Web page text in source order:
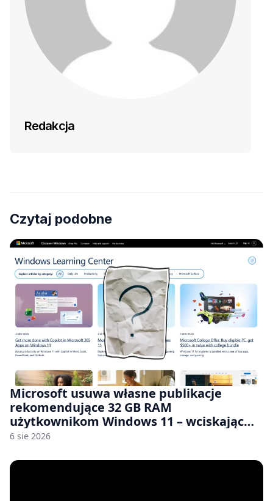
Redakcja
Czytaj podobne
Microsoft usuwa własne publikacje
rekomendujące 32 GB RAM
użytkownikom Windows 11 – wciskając
nam przy tym komputery z 8 GB RAM po
6 sie 2026